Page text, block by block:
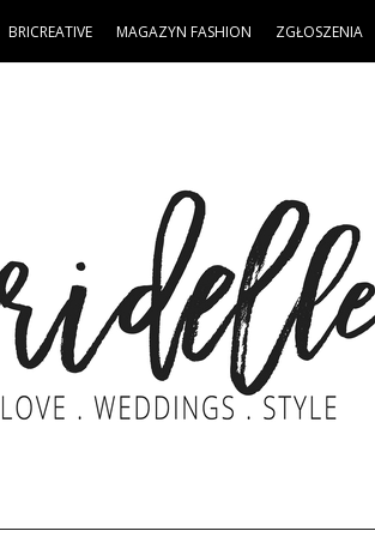
BRICREATIVE MAGAZYN FASHION ZGŁOSZENIA